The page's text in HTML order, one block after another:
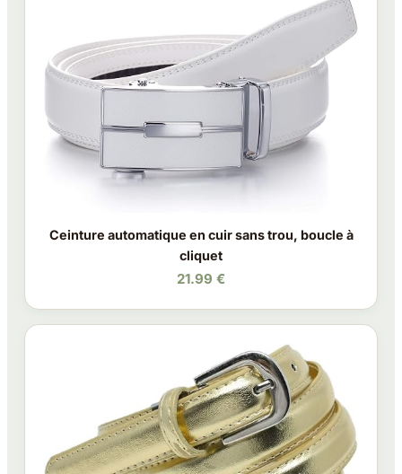
Ceinture automatique en cuir sans trou, boucle à
cliquet
21.99 €